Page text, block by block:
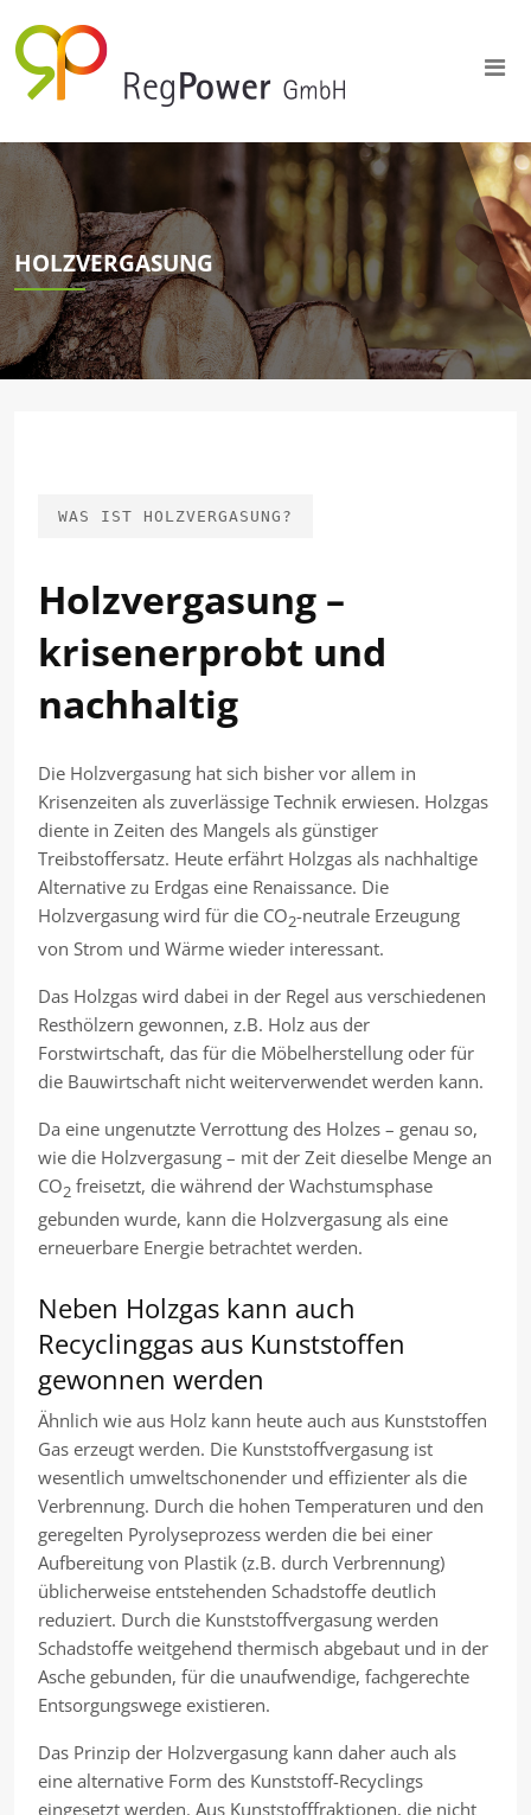
HOLZVERGASUNG
WAS IST HOLZVERGASUNG?
Holzvergasung –
krisenerprobt und
nachhaltig
Die Holzvergasung hat sich bisher vor allem in
Krisenzeiten als zuverlässige Technik erwiesen. Holzgas
diente in Zeiten des Mangels als günstiger
Treibstoffersatz. Heute erfährt Holzgas als nachhaltige
Alternative zu Erdgas eine Renaissance. Die
Holzvergasung wird für die CO2-neutrale Erzeugung
von Strom und Wärme wieder interessant.
Das Holzgas wird dabei in der Regel aus verschiedenen
Resthölzern gewonnen, z.B. Holz aus der
Forstwirtschaft, das für die Möbelherstellung oder für
die Bauwirtschaft nicht weiterverwendet werden kann.
Da eine ungenutzte Verrottung des Holzes – genau so,
wie die Holzvergasung – mit der Zeit dieselbe Menge an
CO2 freisetzt, die während der Wachstumsphase
gebunden wurde, kann die Holzvergasung als eine
erneuerbare Energie betrachtet werden.
Neben Holzgas kann auch
Recyclinggas aus Kunststoffen
gewonnen werden
Ähnlich wie aus Holz kann heute auch aus Kunststoffen
Gas erzeugt werden. Die Kunststoffvergasung ist
wesentlich umweltschonender und effizienter als die
Verbrennung. Durch die hohen Temperaturen und den
geregelten Pyrolyseprozess werden die bei einer
Aufbereitung von Plastik (z.B. durch Verbrennung)
üblicherweise entstehenden Schadstoffe deutlich
reduziert. Durch die Kunststoffvergasung werden
Schadstoffe weitgehend thermisch abgebaut und in der
Asche gebunden, für die unaufwendige, fachgerechte
Entsorgungswege existieren.
Das Prinzip der Holzvergasung kann daher auch als
eine alternative Form des Kunststoff-Recyclings
eingesetzt werden. Aus Kunststofffraktionen, die nicht